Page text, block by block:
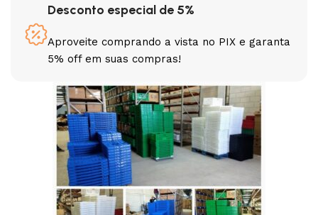
Desconto especial de 5%
Aproveite comprando a vista no PIX e garanta
5% off em suas compras!